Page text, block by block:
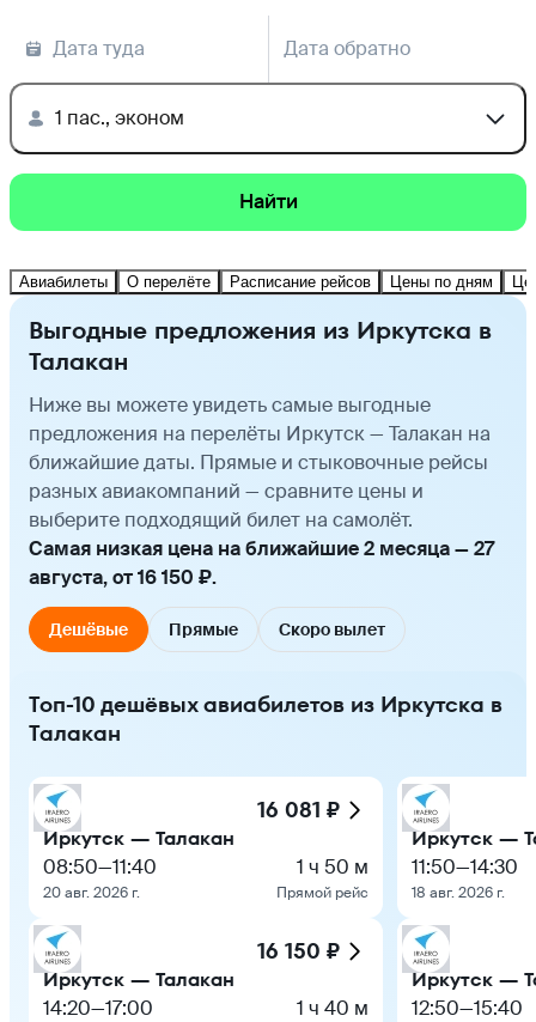
Дата туда Дата обратно
1 пас., эконом
Найти
Авиабилеты О перелёте Расписание рейсов Цены по дням
Выгодные предложения из Иркутска в
Талакан
Ниже вы можете увидеть самые выгодные
предложения на перелёты Иркутск — Талакан на
ближайшие даты. Прямые и стыковочные рейсы
разных авиакомпаний — сравните цены и
выберите подходящий билет на самолёт.
Самая низкая цена на ближайшие 2 месяца — 27
августа, от 16 150 ₽.
Дешёвые Прямые Скоро вылет
Топ-10 дешёвых авиабилетов из Иркутска в
Талакан
16 081 ₽
Иркутск — Талакан
08:50—11:40
20 авг. 2026 г.
1 ч 50 м
Прямой рейс
16 150 ₽
Иркутск — Талакан
14:20—17:00 1 ч 40 м
Иркутск —
11:50—14:30
18 авг. 2026 г.
Иркутск —
12:50—15:40